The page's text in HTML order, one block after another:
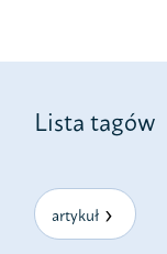
Lista tagów
artykuł